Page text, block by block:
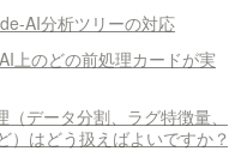
AI分析ツリーの対応
上のどの前処理カードが実
データ分割、ラグ特徴量、
）はどう扱えばよいですか？